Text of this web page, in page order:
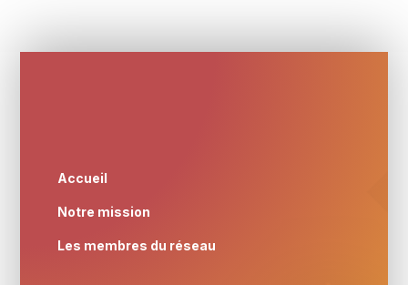
Accueil
Notre mission
Les membres du réseau